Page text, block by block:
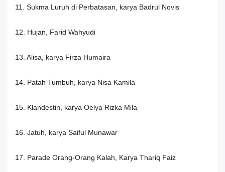
11. Sukma Luruh di Perbatasan, karya Badrul Novis
12. Hujan, Farid Wahyudi
13. Alisa, karya Firza Humaira
14. Patah Tumbuh, karya Nisa Kamila
15. Klandestin, karya Oelya Rizka Mila
16. Jatuh, karya Saiful Munawar
17. Parade Orang-Orang Kalah, Karya Thariq Faiz